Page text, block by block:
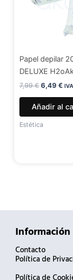
Papel depilar
DELUXE
7,99€6,49 €
Añadir al
Estética
Información
Contacto
Política de